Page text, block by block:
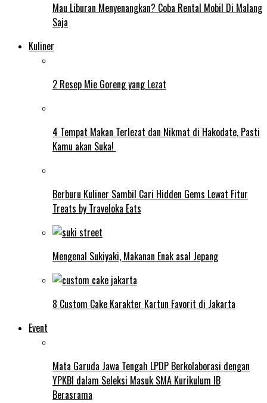
Mau Liburan Menyenangkan? Coba Rental Mobil Di Malang
Saja
Kuliner
2 Resep Mie Goreng yang Lezat
4 Tempat Makan Terlezat dan Nikmat di Hakodate, Pasti
Kamu akan Suka!
Berburu Kuliner Sambil Cari Hidden Gems Lewat Fitur
Treats by Traveloka Eats
Mengenal Sukiyaki, Makanan Enak asal Jepang
8 Custom Cake Karakter Kartun Favorit di Jakarta
Event
Mata Garuda Jawa Tengah LPDP Berkolaborasi dengan
YPKBI dalam Seleksi Masuk SMA Kurikulum IB
Berasrama